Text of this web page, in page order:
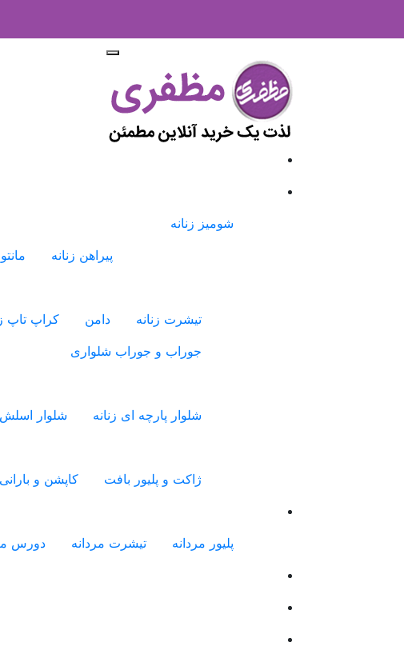
شومیز زنانه
پیراهن زنانه
مانتو
تیشرت زنانه
دامن کراپ تاپ
جوراب و جوراب شلواری
شلوار پارچه ای زنانه
شلوار
ژاکت و پلیور بافت
کاپشن و بارانی
پلیور مردانه
تیشرت مردانه دورس